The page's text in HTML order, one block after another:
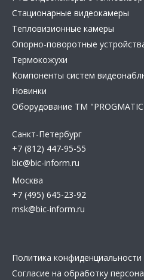
Стационарные видеокамеры
Тепловизионные камеры
Опорно-поворотные
Термокожухи
Компоненты систем
Новинки
Оборудование TM
Санкт-Петербург
+7 (812) 447-95-55
bic@bic-inform.ru
Москва
+7 (495) 645-23-92
msk@bic-inform.ru
Политика конфиденциальности
Согласие на обработку